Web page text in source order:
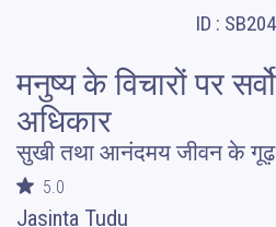
ID :
मनुष्य के विचारों पर
अधिकार
सुखी तथा आनंदमय जीवन के गूढ़
5.0
Jasinta Tudu